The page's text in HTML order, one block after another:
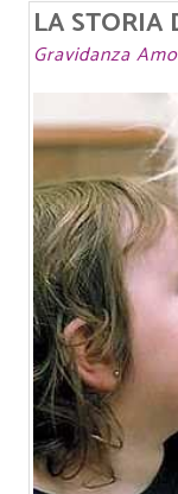
LA STORIA
Gravidanza